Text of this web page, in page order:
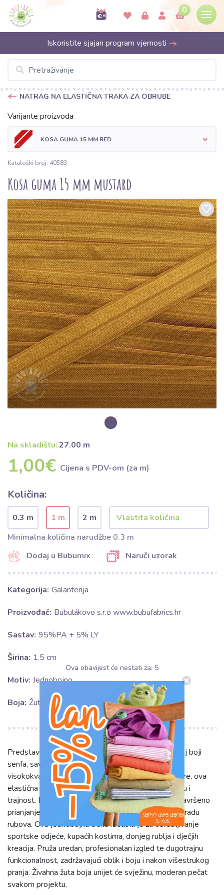
0
Iskoristite sjajan program vjernosti
NATRAG NA ELASTIČNA TRAKA ZA OBRUBE
Varijante proizvoda
KOSA GUMA 15 MM RED
Kataloški broj: 40583
Kosa guma 15 mm mustard
Na skladištu:27.00 m
1,00€ Cijena s PDV-om (za m)
Količina:
0.3 m 1 m
2 m
Minimalna količina narudžbe 0.3 m
Dodaj u Bubumix
Naruči uzorak
Kategorija: Galanterija
Proizvođač: Bubulákovo s.r.o www.bubufabrics.hr
Sastav: 95%PA + 5% LY
Širina: 1.5 cm
Motiv: Jednobojno
Boja: Žuta
Predstavljamo Kosu gumu 15 mm u vibrantnoj žutoj boji
senfa, savršenu za vaše kreacije. Izrađena od
visokokvalitetne mješavine 95% poliamida i 5% likre, ova
elastična traka nudi izvanrednu rastezljivost, mekoću i
trajnost. Njena fleksibilnost osigurava udobnost i savršeno
prianjanje, čineći je idealnim odabirom za završnu obradu
rubova. Ova jednobojna traka idealna je za obrubljivanje
sportske odjeće, kupaćih kostima, donjeg rublja i dječjih
kreacija. Pruža uredan, profesionalan izgled te dugotrajnu
funkcionalnost, zadržavajući oblik i boju i nakon višestrukog
pranja. Živahna žuta boja unijet će svježinu, moderan pečat
svakom projektu.
Ova obavijest će nestati za: 5